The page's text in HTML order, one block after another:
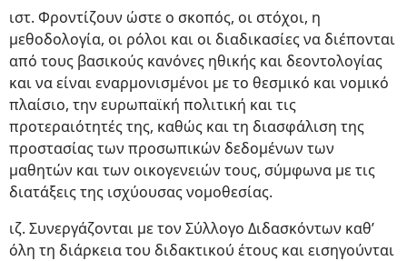
ιστ. Φροντίζουν ώστε ο σκοπός, οι στόχοι, η
μεθοδολογία, οι ρόλοι και οι διαδικασίες να διέπονται
από τους βασικούς κανόνες ηθικής και δεοντολογίας
και να είναι εναρμονισμένοι με το θεσμικό και νομικό
πλαίσιο, την ευρωπαϊκή πολιτική και τις
προτεραιότητές της, καθώς και τη διασφάλιση της
προστασίας των προσωπικών δεδομένων των
μαθητών και των οικογενειών τους, σύμφωνα με τις
διατάξεις της ισχύουσας νομοθεσίας.
ιζ. Συνεργάζονται με τον Σύλλογο Διδασκόντων καθ’
όλη τη διάρκεια του διδακτικού έτους και εισηγούνται